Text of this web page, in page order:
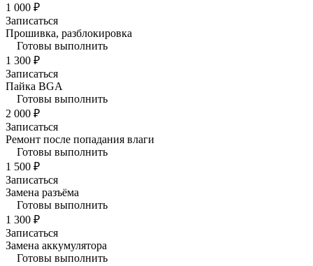
1 000 ₽
Записаться
Прошивка, разблокировка
Готовы выполнить
1 300 ₽
Записаться
Пайка BGA
Готовы выполнить
2 000 ₽
Записаться
Ремонт после попадания влаги
Готовы выполнить
1 500 ₽
Записаться
Замена разъёма
Готовы выполнить
1 300 ₽
Записаться
Замена аккумулятора
Готовы выполнить